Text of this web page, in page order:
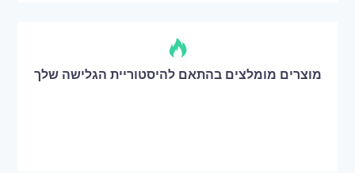
מוצרים מומלצים בהתאם להיסטוריית הגלישה שלך